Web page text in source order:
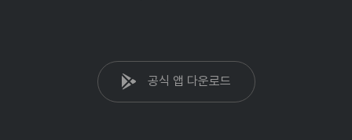
공식 앱 다운로드